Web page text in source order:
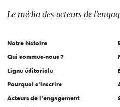
des
l'engagement
Le média des acteurs de
Notre histoire
Qui sommes-nous ?
Ligne éditoriale
Pourquoi s'inscrire
Acteurs de l'engagement